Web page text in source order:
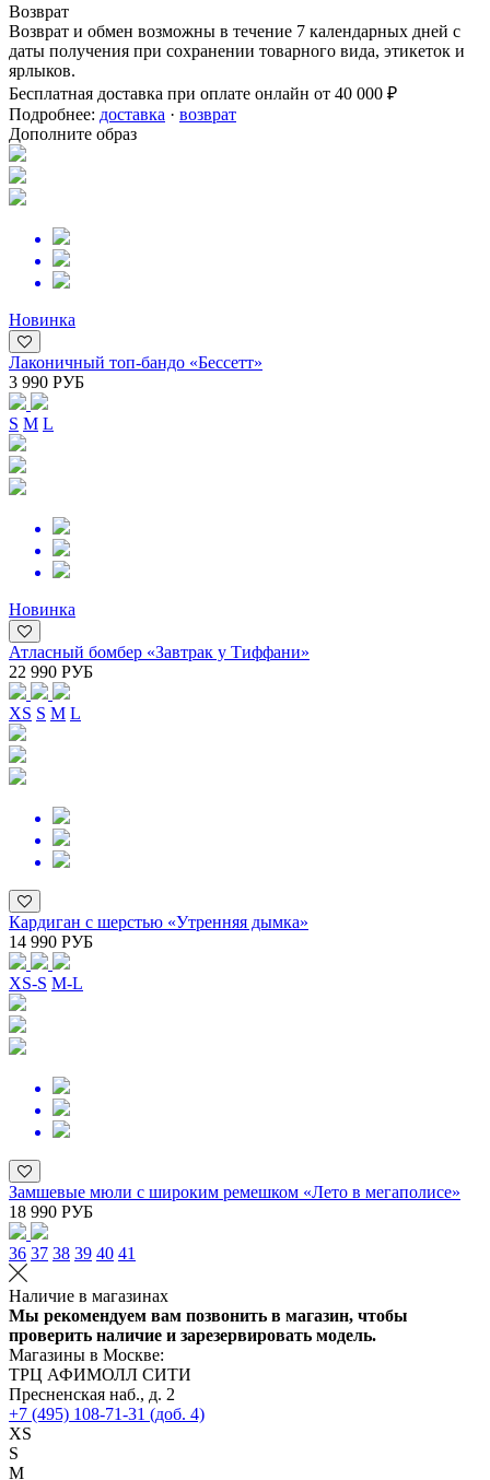
Возврат
Возврат и обмен возможны в течение 7 календарных дней с
даты получения при сохранении товарного вида, этикеток и
ярлыков.
Бесплатная доставка при оплате онлайн от 40 000 ₽
Подробнее: доставка · возврат
Дополните образ
Новинка
Лаконичный топ-бандо «Бессетт»
3 990 РУБ
S M L
Новинка
Атласный бомбер «Завтрак у Тиффани»
22 990 РУБ
XS S M L
Кардиган с шерстью «Утренняя дымка»
14 990 РУБ
XS-S M-L
Замшевые мюли с широким ремешком «Лето в мегаполисе»
18 990 РУБ
36 37 38 39 40 41
Наличие в магазинах
Мы рекомендуем вам позвонить в магазин, чтобы
проверить наличие и зарезервировать модель.
Магазины в Москве:
ТРЦ АФИМОЛЛ СИТИ
Пресненская наб., д. 2
+7 (495) 108-71-31 (доб. 4)
XS
S
M